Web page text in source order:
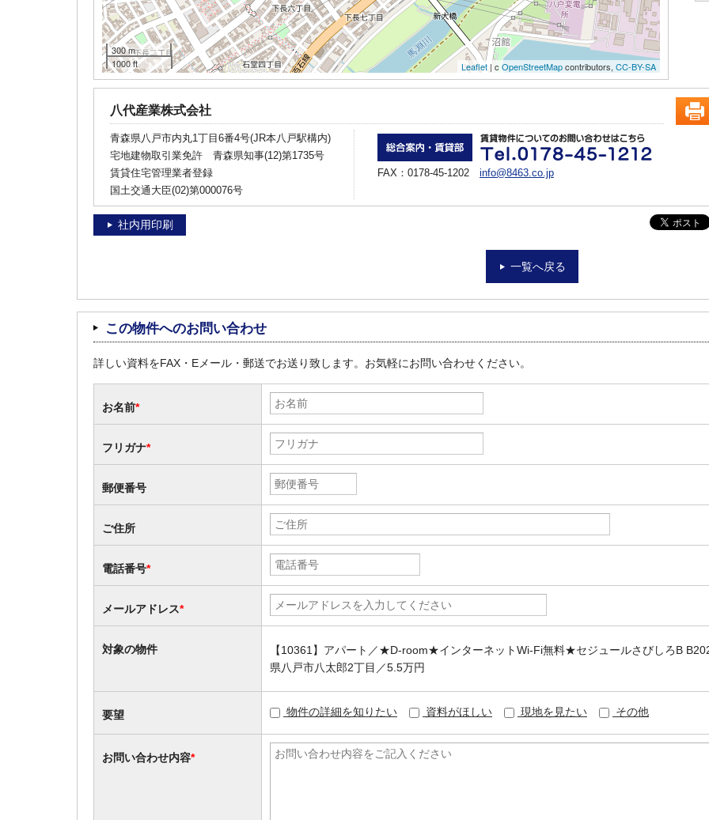
300 m
1000 ft
Leaflet | c OpenStreetMapcontributors, CC-BY-SA
八代産業株式会社
青森県八戸市内丸1丁目6番4号(JR本八戸駅構内)
宅地建物取引業免許 青森県知事(12)第1735号
賃貸住宅管理業者登録
国土交通大臣(02)第000076号
FAX：0178-45-1202 info@8463.co.jp
社内用印刷
一覧へ戻る
この物件へのお問い合わせ
詳しい資料をFAX・Eメール・郵送でお送り致します。お気軽にお問い合わせください。
お名前*
フリガナ*
郵便番号
ご住所
電話番号*
メールアドレス*
対象の物件
【10361】アパート／★D-room★インターネットWi-Fi無料★セジュールさびしろB
県八戸市八太郎2丁目／5.5万円
要望 物件の詳細を知りたい 資料がほしい 現地を見たい その他
お問い合わせ内容*